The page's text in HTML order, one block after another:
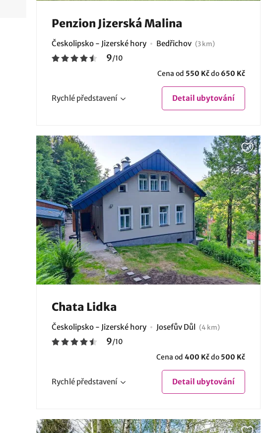
Penzion Jizerská Malina
Českolipsko - Jizerské hory Bedřichov (3 km)
9/10
Cena od 550 Kčdo 650 Kč
Rychlé představení Detail ubytování
Chata Lidka
Českolipsko - Jizerské hory Josefův Důl (4 km)
9/10
Cena od 400 Kčdo 500 Kč
Rychlé představení Detail ubytování